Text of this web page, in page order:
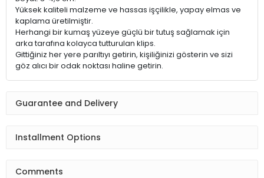
Yüksek kaliteli malzeme ve hassas işçilikle, yapay elmas ve
kaplama üretilmiştir.
Herhangi bir kumaş yüzeye güçlü bir tutuş sağlamak için
arka tarafına kolayca tutturulan klips.
Gittiğiniz her yere parıltıyı getirin, kişiliğinizi gösterin ve sizi
göz alıcı bir odak noktası haline getirin.
Guarantee and Delivery
Installment Options
Comments